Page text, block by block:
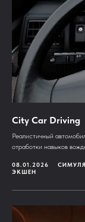
City Car Driving
Реалистичный
отработки навыков
08.01.2026
ЭКШЕН